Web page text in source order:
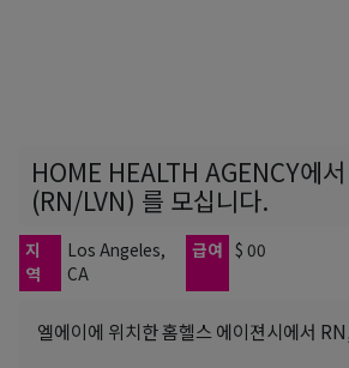
HOME HEALTH AGENCY에
(RN/LVN) 를 모십니다.
지
역
Los Angeles,
CA
급여 $ 00
엘에이에 위치한 홈헬스 에이젼시에서